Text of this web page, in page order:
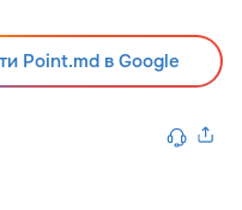
Point.md в Google